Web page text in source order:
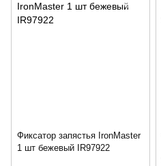
Фиксатор запястья IronMaster
1 шт бежевый IR97922